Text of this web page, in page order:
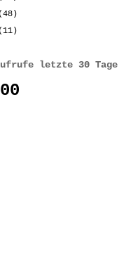
(48)
(11)
letzte 30 Tage